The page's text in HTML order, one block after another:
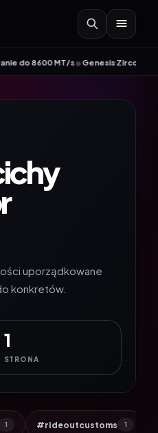
8600 MT/s•Genesis Zircon 880 –
uporządkowane
konkretów.
1
STRONA
1 #rideoutcustoms 1